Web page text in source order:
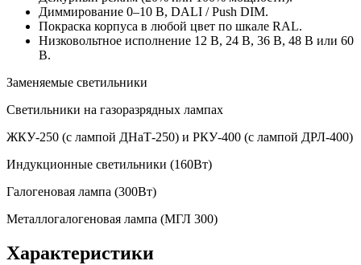
Диммирование 0–10 В, DALI / Push DIM.
Покраска корпуса в любой цвет по шкале RAL.
Низковольтное исполнение 12 В, 24 В, 36 В, 48 В или 60
В.
Заменяемые светильники
Светильники на газоразрядных лампах
ЖКУ-250 (с лампой ДНаТ-250) и РКУ-400 (с лампой ДРЛ-400)
Индукционные светильники (160Вт)
Галогеновая лампа (300Вт)
Металлогалогеновая лампа (МГЛ 300)
Характеристики